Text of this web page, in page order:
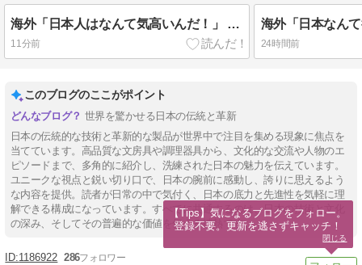
海外「日本人はなんて気高いんだ！」 英高級紙も驚愕した極限の中の日本人の姿に世界が衝撃
11分前 24時間前
このブログのここがポイント
世界を驚かせる日本の伝統と革新
日本の伝統的な技術と革新的な製品が世界中で注目を集める現象に焦点を
当てています。高品質な文房具や調理器具から、文化的な交流や人物のエ
ピソードまで、多角的に紹介し、洗練された日本の魅力を伝えています。
ユニークな視点と鋭い切り口で、日本の腕前に感動し、誇りに思えるよう
な内容を提供。読者が日常の中で気付く、日本の底力と先進性を気軽に理
解できる構成になっています。すべてに共通するのは、日本の技術と文化
の深み、そしてその普遍的な価値を伝える情熱です。
1186922 286
【Tips】気になるブログをフォロー。
登録不要。更新を逃さずキャッチ！
閉じる